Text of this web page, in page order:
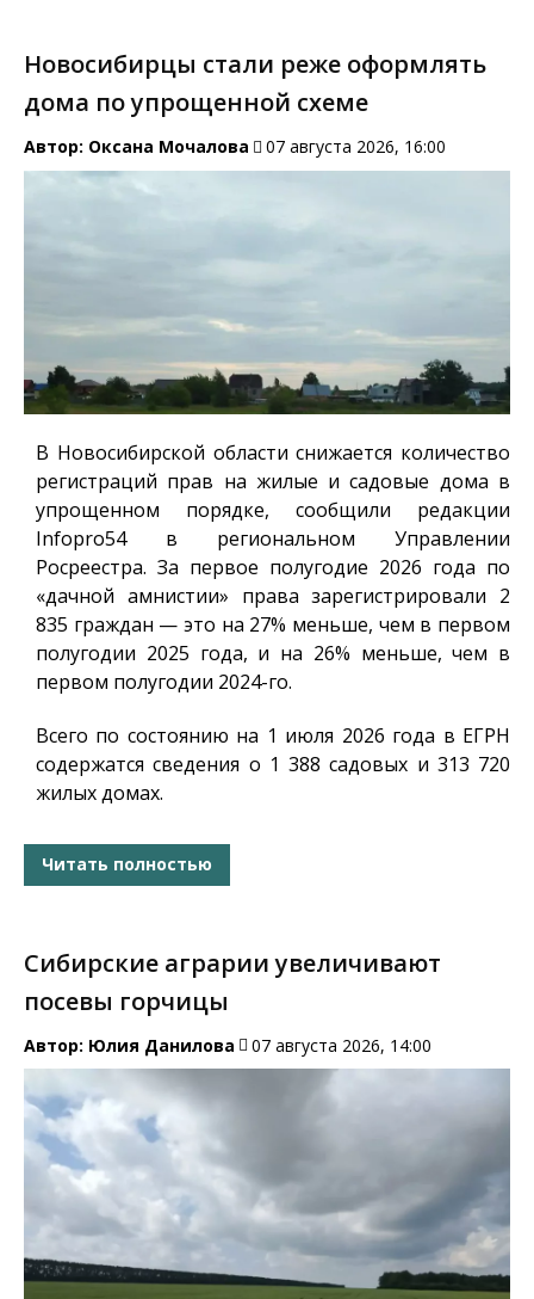
Новосибирцы стали реже оформлять
дома по упрощенной схеме
Автор: Оксана Мочалова 07 августа 2026, 16:00
В Новосибирской области снижается количество
регистраций прав на жилые и садовые дома в
упрощенном порядке, сообщили редакции
Infopro54в региональном Управлении
Росреестра. За первое полугодие 2026 года по
«дачной амнистии» права зарегистрировали 2
835 граждан — это на 27% меньше, чем в первом
полугодии 2025 года, и на 26% меньше, чем в
первом полугодии 2024-го.
Всего по состоянию на 1 июля 2026 года в ЕГРН
содержатся сведения о 1 388 садовых и 313 720
жилых домах.
Читать полностью
Сибирские аграрии увеличивают
посевы горчицы
Автор: Юлия Данилова 07 августа 2026, 14:00